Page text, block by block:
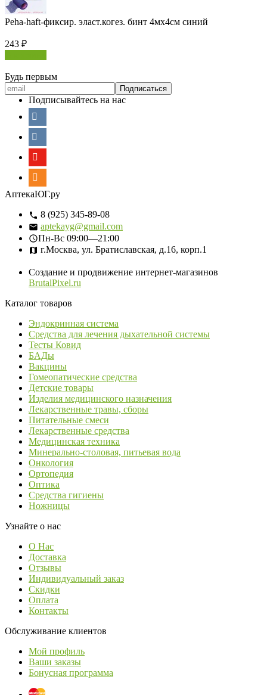
Peha-haft-фиксир. эласт.когез. бинт 4мх4см синий
243 ₽
Будь первым
Подписывайтесь на нас
АптекаЮГ.ру
8 (925) 345-89-08
aptekayg@gmail.com
Пн-Вс 09:00—21:00
г.Москва, ул. Братиславская, д.16, корп.1
Создание и продвижение интернет-магазинов
BrutalPixel.ru
Каталог товаров
Эндокринная система
Средства для лечения дыхательной системы
Тесты Ковид
БАДы
Вакцины
Гомеопатические средства
Детские товары
Изделия медицинского назначения
Лекарственные травы, сборы
Питательные смеси
Лекарственные средства
Медицинская техника
Минерально-столовая, питьевая вода
Онкология
Ортопедия
Оптика
Средства гигиены
Ножницы
Узнайте о нас
О Нас
Доставка
Отзывы
Индивидуальный заказ
Скидки
Оплата
Контакты
Обслуживание клиентов
Мой профиль
Ваши заказы
Бонусная программа